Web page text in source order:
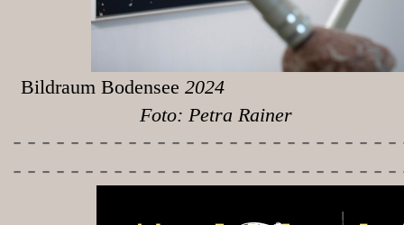
Bildraum Bodensee
Foto: Petra Rainer
-----------